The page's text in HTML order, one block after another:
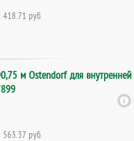
418.71 руб.
м Ostendorf для внутренней
563.37 руб.